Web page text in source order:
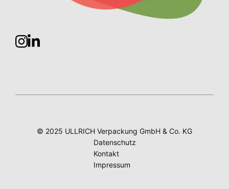
© 2025 ULLRICH Verpackung GmbH & Co. KG
Datenschutz
Kontakt
Impressum